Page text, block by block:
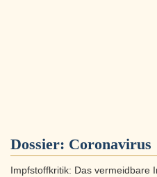
Dossier: Coronavirus
Impfstoffkritik: Das vermeidbare